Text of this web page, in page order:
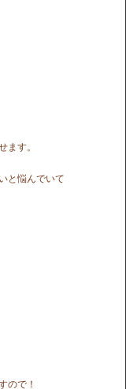
ます。
と悩んでいて
ので！